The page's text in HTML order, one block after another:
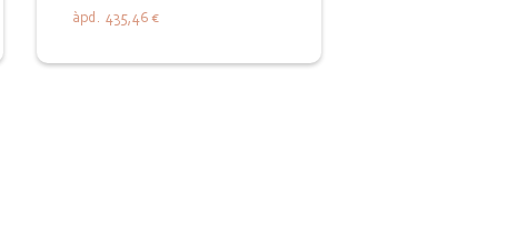
àpd. 435,46 €